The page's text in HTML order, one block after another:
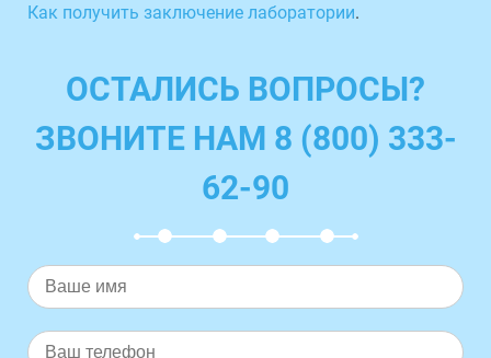
Как получить заключение лаборатории.
ОСТАЛИСЬ ВОПРОСЫ?
ЗВОНИТЕ НАМ 8 (800) 333-
62-90